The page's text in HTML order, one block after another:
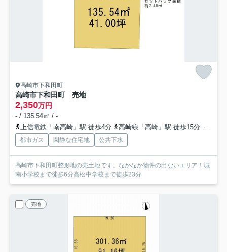
高崎市下和田町
高崎市下和田町 売地
2,350万円
- / 135.54㎡ / -
上信電鉄「南高崎」駅 徒歩4分
高崎線「高崎」駅 徒歩15分 上信
都市ガス 閑静な住宅地 公共下水
高崎市下和田町整形地の売土地です。なかなか物件の出ないエリア！城
南小学校まで徒歩6分高松中学校まで徒歩23分
売地